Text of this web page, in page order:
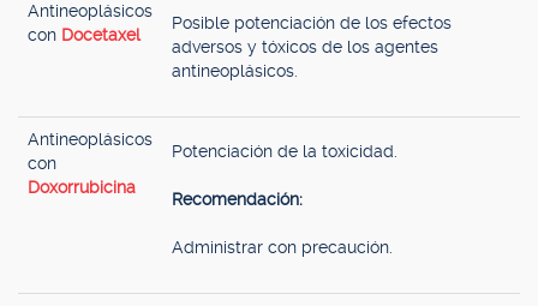
Antineoplásicos
con Docetaxel
Posible potenciación de los efectos
adversos y tóxicos de los agentes
antineoplásicos.
Antineoplásicos
con
Doxorrubicina
Potenciación de la toxicidad.
Recomendación:
Administrar con precaución.